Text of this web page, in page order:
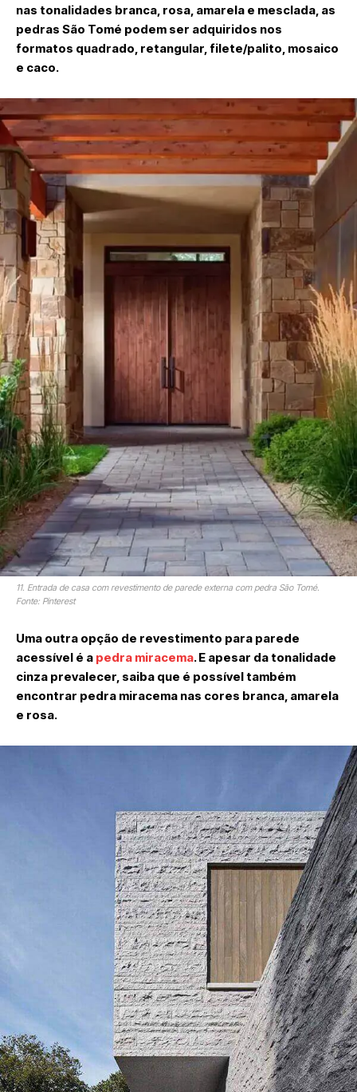
nas tonalidades branca, rosa, amarela e mesclada, as
pedras São Tomé podem ser adquiridos nos
formatos quadrado, retangular, filete/palito, mosaico
e caco.
11. Entrada de casa com revestimento de parede externa com pedra São Tomé.
Fonte: Pinterest
Uma outra opção de revestimento para parede
acessível é a pedra miracema. E apesar da tonalidade
cinza prevalecer, saiba que é possível também
encontrar pedra miracema nas cores branca, amarela
e rosa.